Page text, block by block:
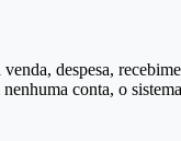
despesa,
nenhuma conta, o